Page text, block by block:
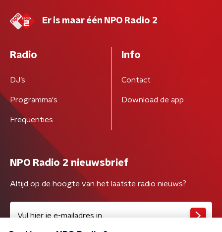
Er is maar één NPO Radio 2
Radio
DJ’s
Programma's
Frequenties
Info
Contact
Download de app
NPO Radio 2 nieuwsbrief
Altijd op de hoogte van het laatste radio nieuws?